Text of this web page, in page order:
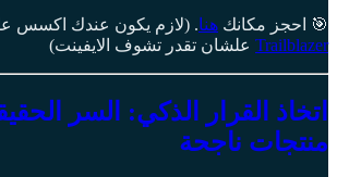
🎯 احجز مكانك هنا. (لازم يكون عندك اكسس
Trailblazer علشان تقدر تشوف الايفينت)
اتخاذ القرار الذكي: السر
منتجات ناجحة